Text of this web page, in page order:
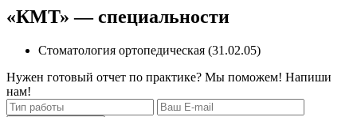
«КМТ» — специальности
Стоматология ортопедическая (31.02.05)
Нужен готовый отчет по практике? Мы поможем! Напиши
нам!